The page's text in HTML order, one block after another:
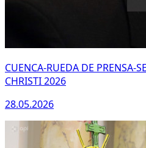
CUENCA-RUEDA DE PRENSA-
CHRISTI 2026
28.05.2026